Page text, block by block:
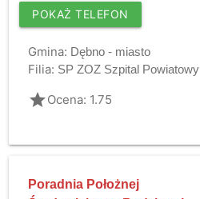
POKAŻ TELEFON
Gmina: Dębno - miasto
Filia: SP ZOZ Szpital Powiatowy
gradeOcena: 1.75
Poradnia Położnej